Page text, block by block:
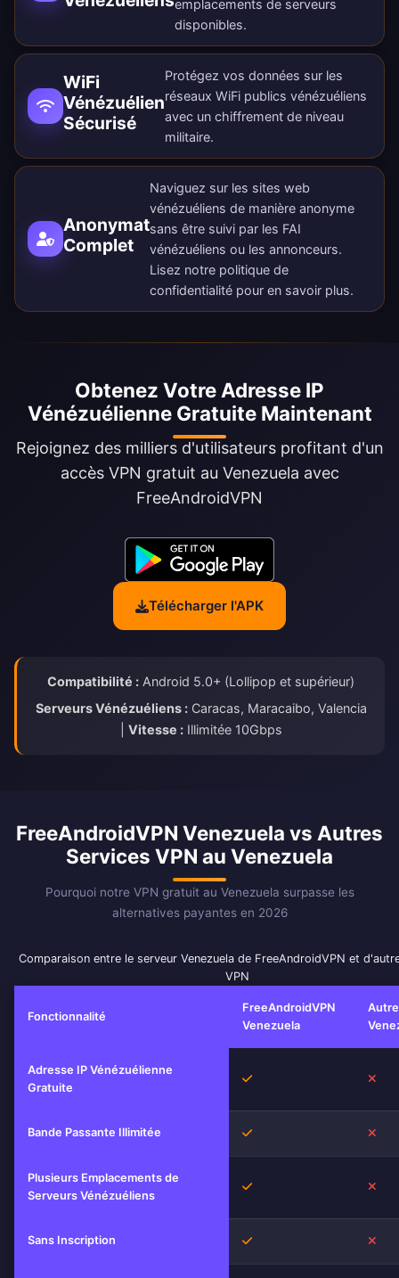
emplacements de serveurs
disponibles.
WiFi
Vénézuélien
Sécurisé
Protégez vos données sur les
réseaux WiFi publics vénézuéliens
avec un chiffrement de niveau
militaire.
Anonymat
Complet
Naviguez sur les sites web
vénézuéliens de manière anonyme
sans être suivi par les FAI
vénézuéliens ou les annonceurs.
Lisez notre politique de
confidentialité pour en savoir plus.
Obtenez Votre Adresse IP
Vénézuélienne Gratuite Maintenant
Rejoignez des milliers d'utilisateurs profitant d'un
accès VPN gratuit au Venezuela avec
FreeAndroidVPN
Télécharger l'APK
Compatibilité : Android 5.0+ (Lollipop et supérieur)
Serveurs Vénézuéliens :Caracas, Maracaibo, Valencia
Vitesse :Illimitée 10Gbps
FreeAndroidVPN Venezuela vs Autres
Services VPN au Venezuela
Pourquoi notre VPN gratuit au Venezuela surpasse les
alternatives payantes en 2026
Comparaison entre le serveur Venezuela de FreeAndroidVPN et
VPN
Fonctionnalité
FreeAndroidVPN
Venezuela
Adresse IP Vénézuélienne
Gratuite
Oui
Bande Passante Illimitée Oui
Plusieurs Emplacements de
Serveurs Vénézuéliens
Oui
Sans Inscription Oui